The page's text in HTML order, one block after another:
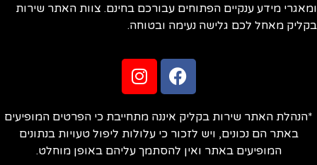
מידע ענקיים הפתוחים עבורכם בחינם. צוות האתר שירות
מאחל לכם גלישה נעימה ובטוחה.
האתר שירות בקליק איננה מתחייבת כי הפרטים המופיעים
באתר הם נכונים, ויש לזכור כי עלולות ליפול טעויות בנתונים
המופיעים באתר ואין להסתמך עליהם באופן מוחלט.